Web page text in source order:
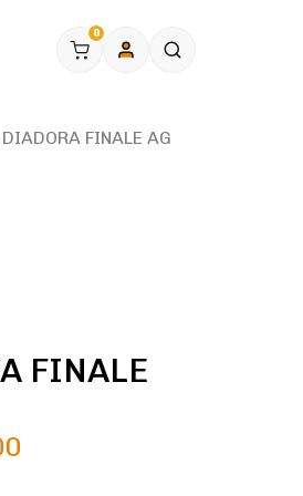
0
FINALE AG
FINALE